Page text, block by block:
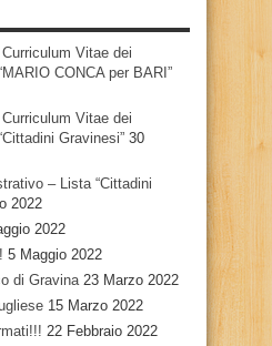
Vitae dei
CONCA per BARI”
Vitae dei
Gravinesi” 30
– Lista “Cittadini
2022
2022
5 Maggio 2022
di Gravina 23 Marzo 2022
15 Marzo 2022
22 Febbraio 2022